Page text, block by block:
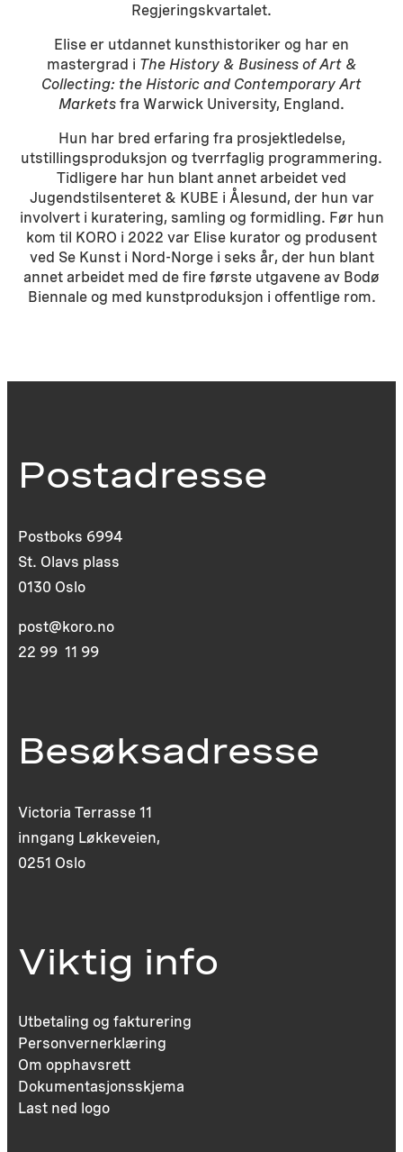
Regjeringskvartalet.
Elise er utdannet kunsthistoriker og har en
mastergrad i The History & Business of Art &
Collecting: the Historic and Contemporary Art
Markets fra Warwick University, England.
Hun har bred erfaring fra prosjektledelse,
utstillingsproduksjon og tverrfaglig programmering.
Tidligere har hun blant annet arbeidet ved
Jugendstilsenteret & KUBE i Ålesund, der hun var
involvert i kuratering, samling og formidling. Før hun
kom til KORO i 2022 var Elise kurator og produsent
ved Se Kunst i Nord-Norge i seks år, der hun blant
annet arbeidet med de fire første utgavene av Bodø
Biennale og med kunstproduksjon i offentlige rom.
Postadresse
Postboks 6994
St. Olavs plass
0130 Oslo
post@koro.no
22 99 11 99
Besøksadresse
Victoria Terrasse 11
inngang Løkkeveien,
0251 Oslo
Viktig info
Utbetaling og fakturering
Personvernerklæring
Om opphavsrett
Dokumentasjonsskjema
Last ned logo